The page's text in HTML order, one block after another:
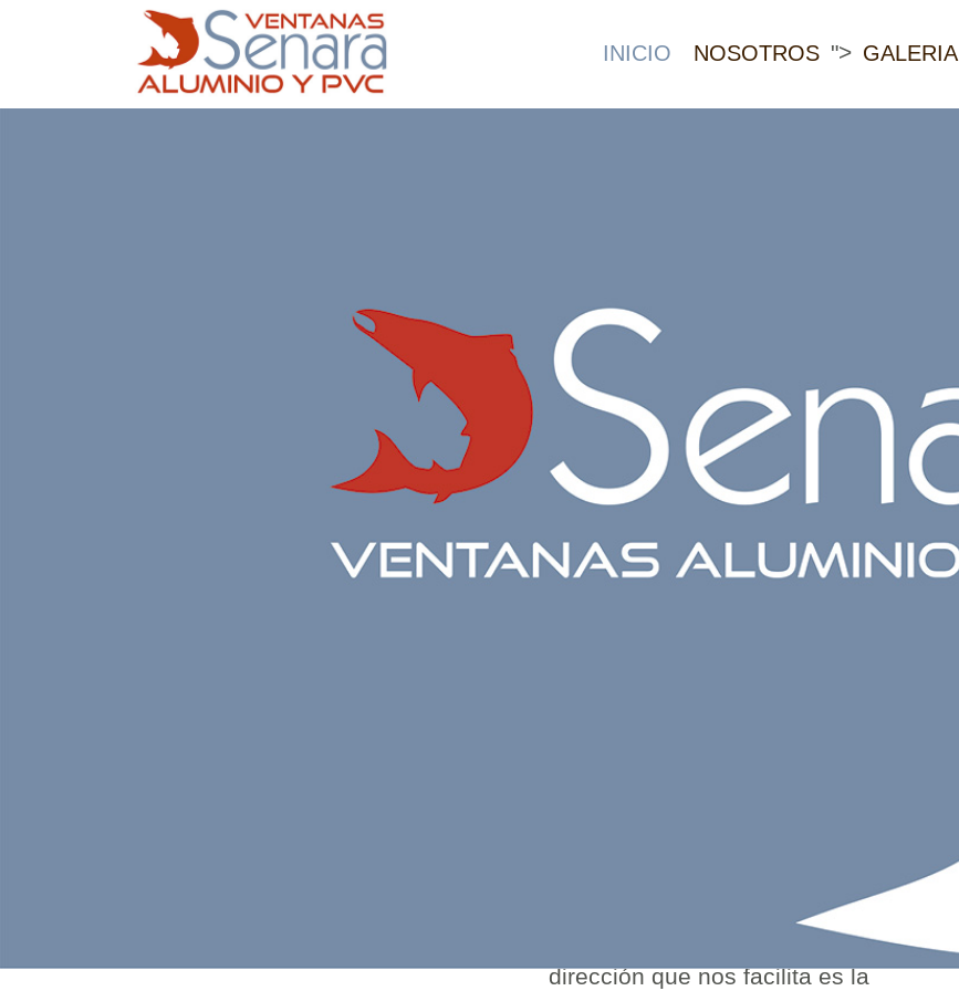
INICIO NOSOTROS "> GALERIA
asociada con su cuenta de usuario.
Su usuario le será enviado si la
dirección que nos facilita es la